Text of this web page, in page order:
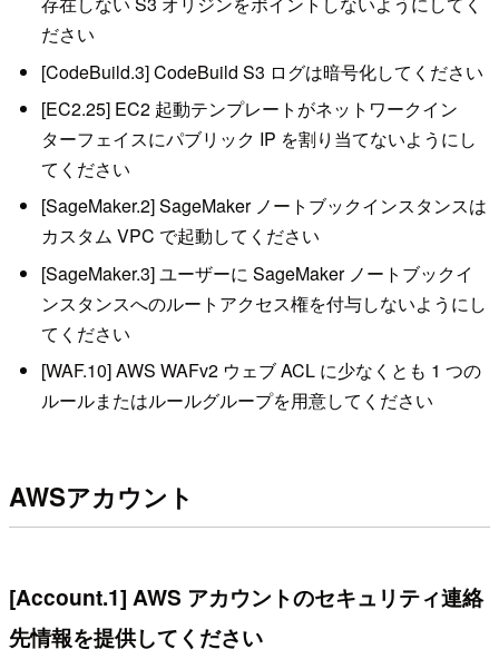
ださい
[CodeBuild.3] CodeBuild S3 ログは暗号化してください
[EC2.25] EC2 起動テンプレートがネットワークイン
ターフェイスにパブリック IP を割り当てないようにし
てください
[SageMaker.2] SageMaker ノートブックインスタンスは
カスタム VPC で起動してください
[SageMaker.3] ユーザーに SageMaker ノートブックイ
ンスタンスへのルートアクセス権を付与しないようにし
てください
[WAF.10] AWS WAFv2 ウェブ ACL に少なくとも 1 つの
ルールまたはルールグループを用意してください
AWSアカウント
[Account.1] AWS アカウントのセキュリティ連絡
先情報を提供してください